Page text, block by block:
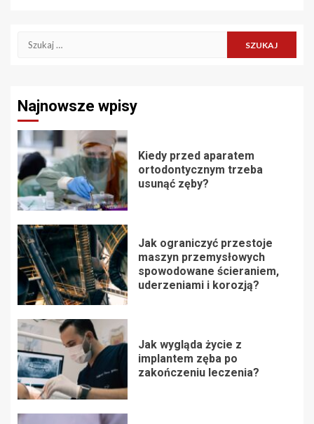
Szukaj:
Najnowsze wpisy
Kiedy przed aparatem
ortodontycznym trzeba
usunąć zęby?
Jak ograniczyć przestoje
maszyn przemysłowych
spowodowane ścieraniem,
uderzeniami i korozją?
Jak wygląda życie z
implantem zęba po
zakończeniu leczenia?